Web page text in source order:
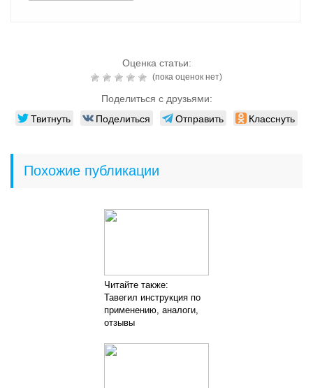
Оценка статьи:
(пока оценок нет)
Поделиться с друзьями:
Твитнуть Поделиться Отправить Класснуть
Похожие публикации
Читайте также:
Тавегил инструкция по
применению, аналоги,
отзывы